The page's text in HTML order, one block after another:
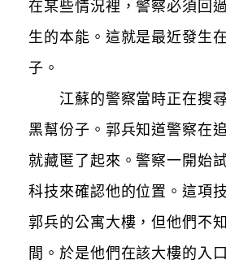
在某些情況裡，警察必須回
生的本能。這就是最近發生
子。
江蘇的警察當時正在搜尋
黑幫份子。郭兵知道警察在
就藏匿了起來。警察一開始
科技來確認他的位置。這項
郭兵的公寓大樓，但他們不
間。於是他們在該大樓的入